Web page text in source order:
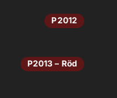
P2012
P2013 – Röd